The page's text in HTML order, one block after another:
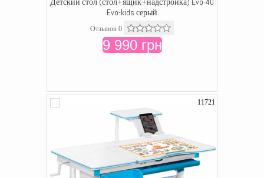
Evo-kids серый
Отзывов 0
9 990 грн
11721